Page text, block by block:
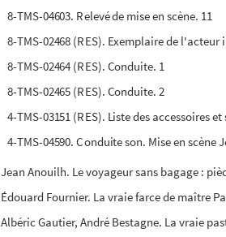
8-TMS-04603. Relevé de mise en scène. 11
8-TMS-02468 (RES). Exemplaire de
8-TMS-02464 (RES). Conduite. 1
8-TMS-02465 (RES). Conduite. 2
4-TMS-03151 (RES). Liste des accessoires
4-TMS-04590. Conduite son. Mise en scène
Jean Anouilh. Le voyageur sans bagage :
Édouard Fournier. La vraie farce de maître
Albéric Gautier, André Bestagne. La vraie